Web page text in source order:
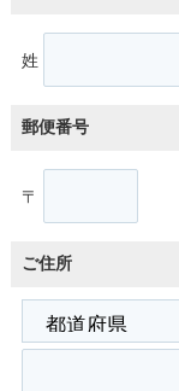
姓
郵便番号
〒
ご住所